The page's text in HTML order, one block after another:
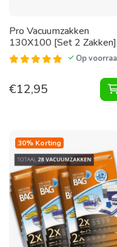
Pro Vacuumzakken
130X100 [Set 2 Zakken]
Op
€12,95
30% Korting